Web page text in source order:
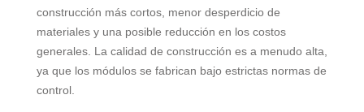
construcción más cortos, menor desperdicio de
materiales y una posible reducción en los costos
generales. La calidad de construcción es a menudo alta,
ya que los módulos se fabrican bajo estrictas normas de
control.